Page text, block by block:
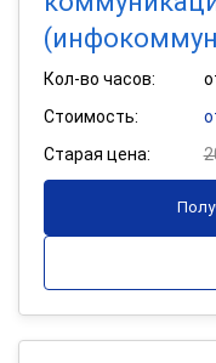
Кол-во часов:
Стоимость:
Старая цена: